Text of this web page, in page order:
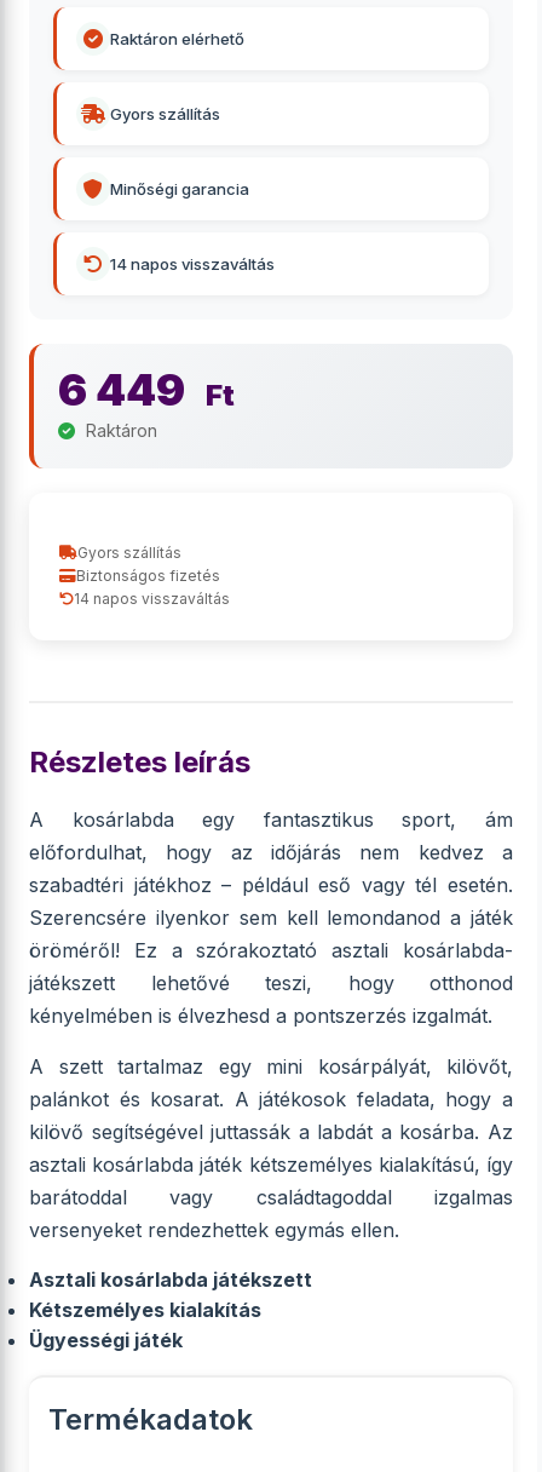
Raktáron elérhető
Gyors szállítás
Minőségi garancia
14 napos visszaváltás
6 449 Ft
Raktáron
Gyors szállítás
Biztonságos fizetés
14 napos visszaváltás
Részletes leírás
A kosárlabda egy fantasztikus sport, ám
előfordulhat, hogy az időjárás nem kedvez a
szabadtéri játékhoz – például eső vagy tél esetén.
Szerencsére ilyenkor sem kell lemondanod a játék
öröméről! Ez a szórakoztató asztali kosárlabda-
játékszett lehetővé teszi, hogy otthonod
kényelmében is élvezhesd a pontszerzés izgalmát.
A szett tartalmaz egy mini kosárpályát, kilövőt,
palánkot és kosarat. A játékosok feladata, hogy a
kilövő segítségével juttassák a labdát a kosárba. Az
asztali kosárlabda játék kétszemélyes kialakítású, így
barátoddal vagy családtagoddal izgalmas
versenyeket rendezhettek egymás ellen.
Asztali kosárlabda játékszett
Kétszemélyes kialakítás
Ügyességi játék
Termékadatok